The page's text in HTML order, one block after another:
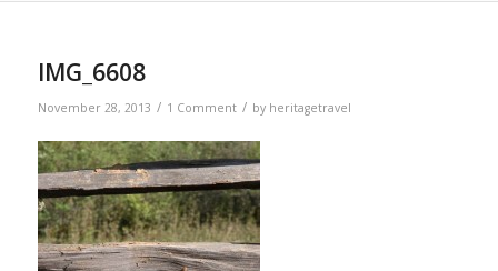
IMG_6608
November 28, 2013 / 1 Comment / by heritagetravel